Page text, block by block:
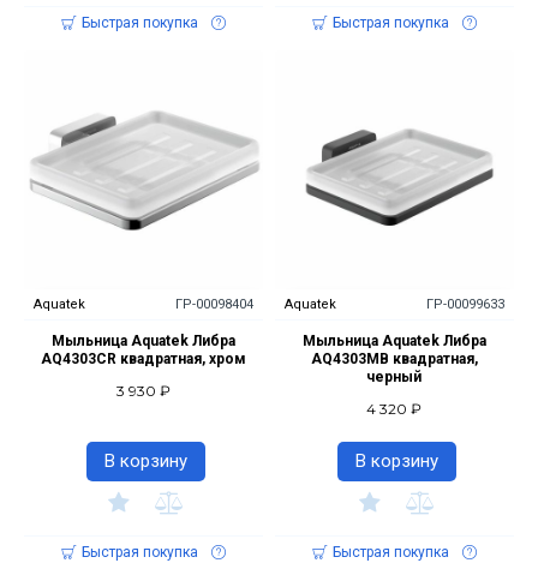
Быстрая покупка Быстрая покупка
Aquatek ГР-00098404
Мыльница Aquatek Либра
AQ4303CR квадратная, хром
3 930 ₽
В корзину
Быстрая покупка
Aquatek ГР-00099633
Мыльница Aquatek Либра
AQ4303MB квадратная,
черный
4 320 ₽
В корзину
Быстрая покупка